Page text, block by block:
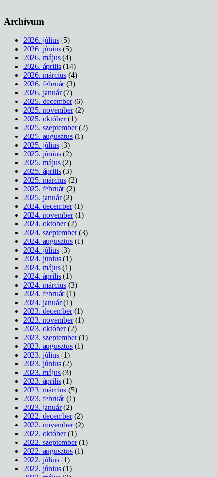
Archívum
2026. július (5)
2026. június (5)
2026. május (4)
2026. április (14)
2026. március (4)
2026. február(3)
2026. január(7)
2025. december(6)
2025. november(2)
2025. október(1)
2025. szeptember(2)
2025. augusztus (1)
2025. július (3)
2025. június (2)
2025. május (2)
2025. április (3)
2025. március (2)
2025. február(2)
2025. január(2)
2024. december(1)
2024. november(1)
2024. október(2)
2024. szeptember(3)
2024. augusztus (1)
2024. július (3)
2024. június (1)
2024. május (1)
2024. április (1)
2024. március (3)
2024. február(1)
2024. január(1)
2023. december(1)
2023. november(1)
2023. október(2)
2023. szeptember(1)
2023. augusztus (1)
2023. július (1)
2023. június (2)
2023. május (3)
2023. április (1)
2023. március (5)
2023. február(1)
2023. január(2)
2022. december(2)
2022. november(2)
2022. október(1)
2022. szeptember(1)
2022. augusztus (1)
2022. július (1)
2022. június (1)